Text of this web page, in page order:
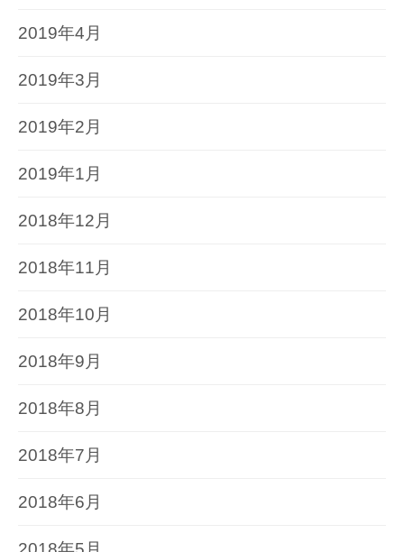
2019年4月
2019年3月
2019年2月
2019年1月
2018年12月
2018年11月
2018年10月
2018年9月
2018年8月
2018年7月
2018年6月